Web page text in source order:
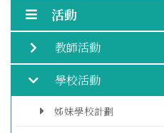
活動
教師活動
學校活動
姊妹學校計劃